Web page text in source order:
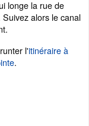
longe la rue de
Suivez alors le canal
l'itinéraire à
.